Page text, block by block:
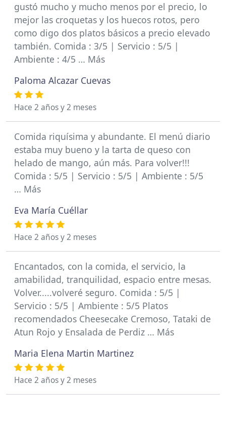
gustó mucho y mucho menos por el precio, lo
mejor las croquetas y los huecos rotos, pero
como digo dos platos básicos a precio elevado
también. Comida : 3/5 | Servicio : 5/5 |
Ambiente : 4/5 … Más
Paloma Alcazar Cuevas
Hace 2 años y 2 meses
Comida riquísima y abundante. El menú diario
estaba muy bueno y la tarta de queso con
helado de mango, aún más. Para volver!!!
Comida : 5/5 | Servicio : 5/5 | Ambiente : 5/5
… Más
Eva María Cuéllar
Hace 2 años y 2 meses
Encantados, con la comida, el servicio, la
amabilidad, tranquilidad, espacio entre mesas.
Volver.....volveré seguro. Comida : 5/5 |
Servicio : 5/5 | Ambiente : 5/5 Platos
recomendados Cheesecake Cremoso, Tataki de
Atun Rojo y Ensalada de Perdiz … Más
Maria Elena Martin Martinez
Hace 2 años y 2 meses